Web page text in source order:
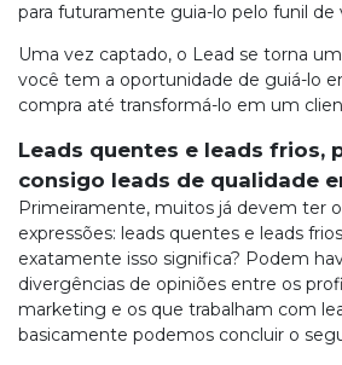
para futuramente guia-lo pelo funil de
Uma vez captado, o Lead se torna
você tem a oportunidade de guiá-lo
compra até transformá-lo em um
Leads quentes e leads frios,
consigo leads de qualidade
Primeiramente, muitos já devem ter
expressões: leads quentes e leads
exatamente isso significa? Podem
divergências de opiniões entre os
marketing e os que trabalham com
basicamente podemos concluir o